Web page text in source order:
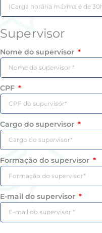
Supervisor
Nome do supervisor
CPF
Cargo do supervisor
Formação do supervisor
E-mail do supervisor